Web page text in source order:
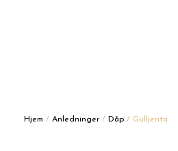
Hjem / Anledninger / Dåp / Gulljenta